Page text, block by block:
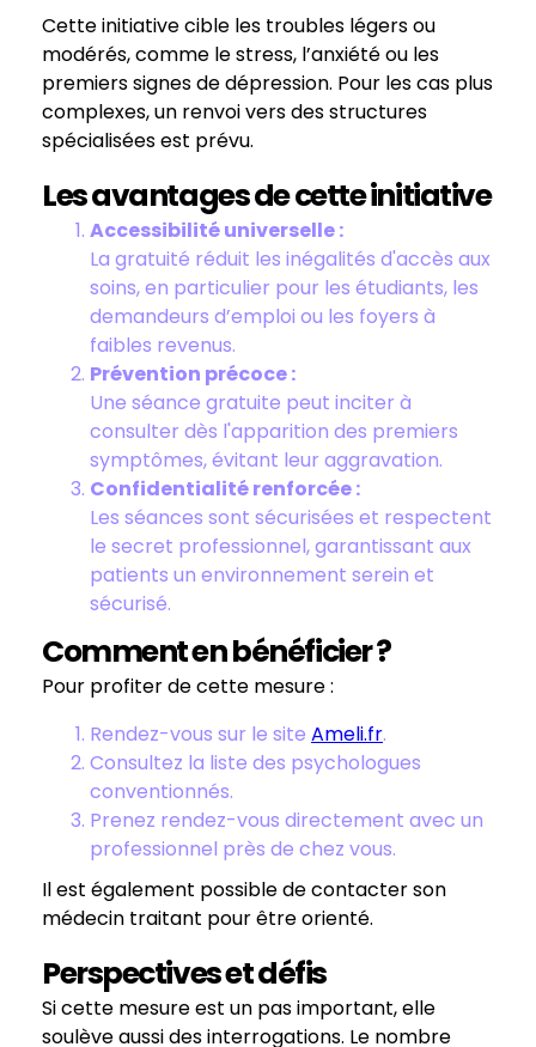
Cette initiative cible les troubles légers ou
modérés, comme le stress, l’anxiété ou les
premiers signes de dépression. Pour les cas plus
complexes, un renvoi vers des structures
spécialisées est prévu.
Les avantages de cette initiative
Accessibilité universelle :
La gratuité réduit les inégalités d'accès aux
soins, en particulier pour les étudiants, les
demandeurs d’emploi ou les foyers à
faibles revenus.
Prévention précoce :
Une séance gratuite peut inciter à
consulter dès l'apparition des premiers
symptômes, évitant leur aggravation.
Confidentialité renforcée :
Les séances sont sécurisées et respectent
le secret professionnel, garantissant aux
patients un environnement serein et
sécurisé.
Comment en bénéficier ?
Pour profiter de cette mesure :
Rendez-vous sur le site Ameli.fr.
Consultez la liste des psychologues
conventionnés.
Prenez rendez-vous directement avec un
professionnel près de chez vous.
Il est également possible de contacter son
médecin traitant pour être orienté.
Perspectives et défis
Si cette mesure est un pas important, elle
soulève aussi des interrogations. Le nombre